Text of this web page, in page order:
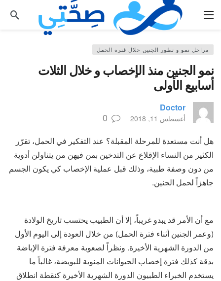
مراحل نمو و تطور الجنين خلال فترة الحمل
نمو الجنين منذ الإخصاب و خلال الثلات
أسابيع الأولى
Doctor
أغسطس 11, 2018 0
هل أنت مستعدة للمرحلة المقبلة؟ عند التفكير في الحمل، تقرّر
الكثير من النساء الإقلاع عن التدخين بمن فيهن من يتناولن أدوية
من دون وصفة طبية، وذلك قبل عملية الإخصاب كي يكون الجسم
جاهزاً لحمل الجنين.
مع أن الأمر قد يبدو غريباً، إلا أن الطبيب يحتسب تاريخ الولادة
(وعمر الجنين أثناء فترة الحمل) من خلال العودة إلى اليوم الأول
من الدورة الشهرية الأخيرة. ونظراً لصعوبة معرفة فترة الإباضة
بدقة كذلك فترة إخصاب الحيوانات المنوية للبويضة، غالباً ما
يستخدم الخبراء الطبيون الدورة الشهرية الأخيرة كنقطة انطلاق